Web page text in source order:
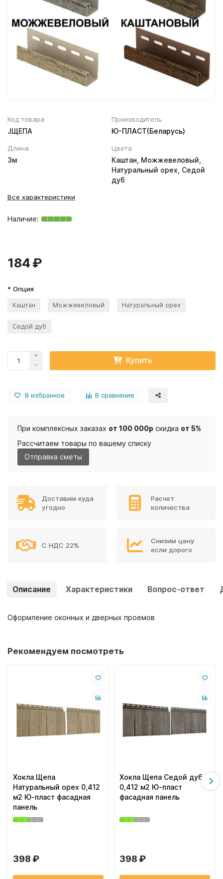
Вентиляционный выход
Колпаки, Проходы, Вент.ленты
Соединитель желоба
Трубы водосточные
Хомут трубы
ХВОЙНАЯ фанера НЕ ШЛИФОВАННАЯ
Код товара
JЩЕПА
Производитель
Ю-ПЛАСТ(Беларусь)
Длина
3м
Цвета
Каштан, Можжевеловый,
Натуральный орех, Седой
дуб
Все характеристики
184 ₽
* Опция
Каштан Можжевеловый Натуральный орех
Седой дуб
Купить
В избранное В сравнение
При комплексных заказах от 100 000р скидка от 5%
Рассчитаем товары по вашему списку
Отправка сметы
Доставим куда
угодно
Расчет
количества
С НДС 22%
Снизим цену
если дорого
Описание Характеристики Вопрос-ответ
Оформление оконных и дверных проемов
Рекомендуем посмотреть
Хокла Щепа
Натуральный орех 0,412
м2 Ю-пласт фасадная
панель
398 ₽
Хокла Щепа Седой дуб
0,412 м2 Ю-пласт
фасадная панель
398 ₽